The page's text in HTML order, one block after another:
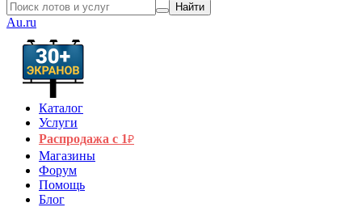
Найти
Au.ru
Каталог
Услуги
Распродажа с 1₽
Магазины
Форум
Помощь
Блог